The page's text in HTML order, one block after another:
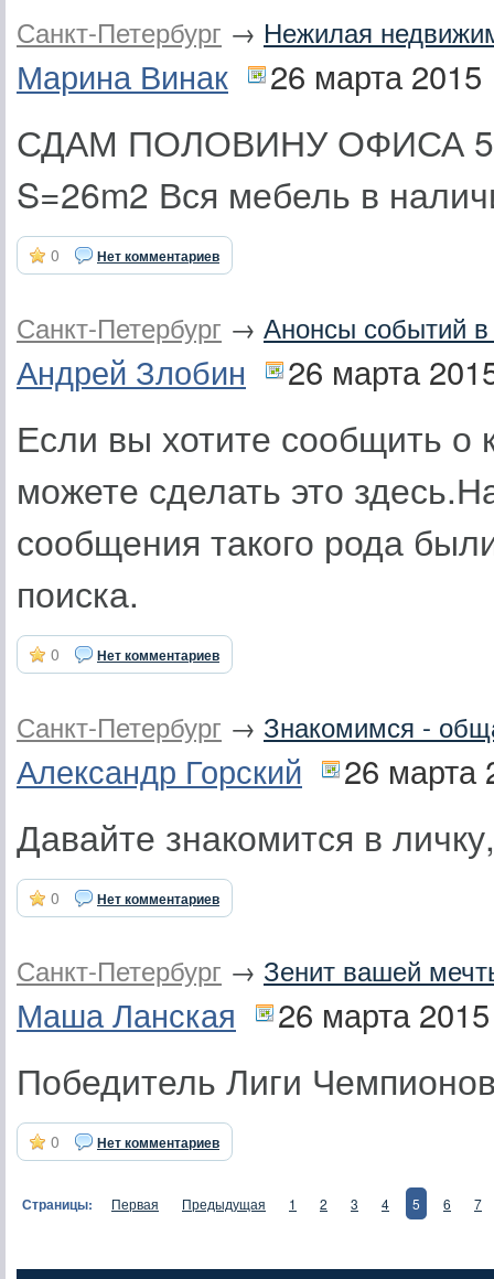
Санкт-Петербург → Нежилая
Марина Винак 26 марта 2015
СДАМ ПОЛОВИНУ ОФИСА
S=26m2 Вся мебель в
0 Нет комментариев
Санкт-Петербург → Анонсы событий в
Андрей Злобин 26 марта
Если вы хотите сообщить о
можете сделать это
сообщения такого рода
поиска.
0 Нет комментариев
Санкт-Петербург → Знакомимся -
Александр Горский 26 марта
Давайте знакомится в
0 Нет комментариев
Санкт-Петербург → Зенит вашей
Маша Ланская 26 марта 2015
Победитель Лиги
0 Нет комментариев
Страницы: Первая Предыдущая 1 2 3 4 5 6 7